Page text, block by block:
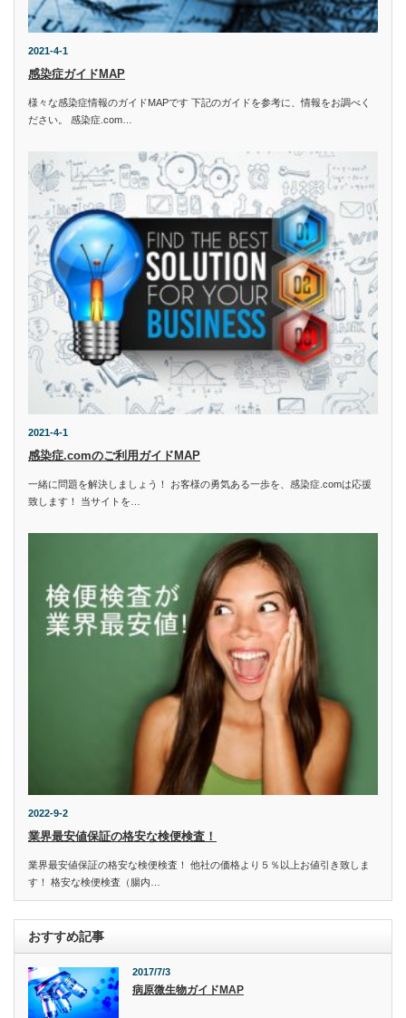
2021-4-1
感染症ガイドMAP
様々な感染症情報のガイドMAPです 下記のガイドを参考に、情報をお調べく
ださい。 感染症.com…
2021-4-1
感染症.comのご利用ガイドMAP
一緒に問題を解決しましょう！ お客様の勇気ある一歩を、感染症.comは応援
致します！ 当サイトを…
2022-9-2
業界最安値保証の格安な検便検査！
業界最安値保証の格安な検便検査！ 他社の価格より５％以上お値引き致しま
す！ 格安な検便検査（腸内…
おすすめ記事
2017/7/3
病原微生物ガイドMAP